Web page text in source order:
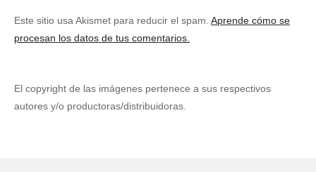
Este sitio usa Akismet para reducir el spam. Aprende cómo se
procesan los datos de tus comentarios.
El copyright de las imágenes pertenece a sus respectivos
autores y/o productoras/distribuidoras.